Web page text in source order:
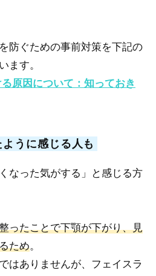
防ぐための事前対策を下記の
ます。
原因について：知っておき
うに感じる人も
なった気がする」と感じる方
ったことで下顎が下がり、見
ため。
はありませんが、フェイスラ